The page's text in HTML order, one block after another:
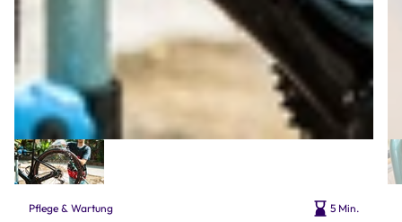
Pflege & Wartung 5 Min.